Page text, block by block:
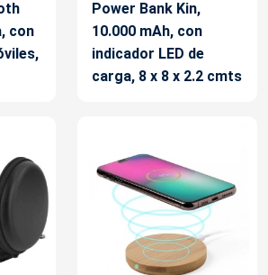
con
Power Bank Kin,
10.000 mAh, con
indicador LED de
carga, 8 x 8 x 2.2 cmts